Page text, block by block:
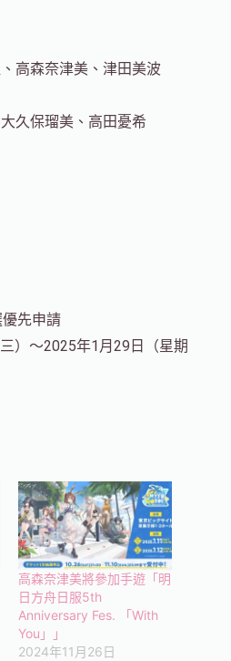
高森奈津美、津田美波
久保瑠美、高田憂希
優先申請
）～2025年1月29日（星期
高森奈津美將參加手遊「明
日方舟日服5th
Anniversary Fes. 「With
You」」
2024年11月26日